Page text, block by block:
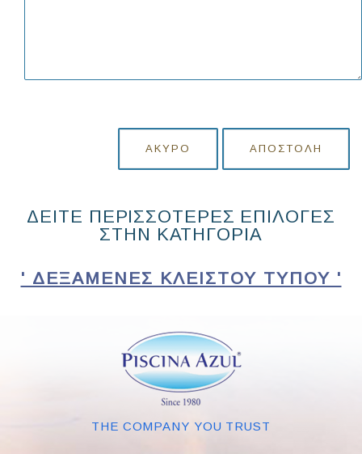
ΆΚΥΡΟ ΑΠΟΣΤΟΛΉ
ΔΕΙΤΕ ΠΕΡΙΣΣΟΤΕΡΕΣ ΕΠΙΛΟΓΕΣ
ΣΤΗΝ ΚΑΤΗΓΟΡΙΑ
' ΔΕΞΑΜΕΝΈΣ ΚΛΕΙΣΤΟΎ ΤΎΠΟΥ '
THE COMPANY YOU TRUST